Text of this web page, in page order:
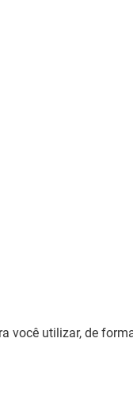
você utilizar, de